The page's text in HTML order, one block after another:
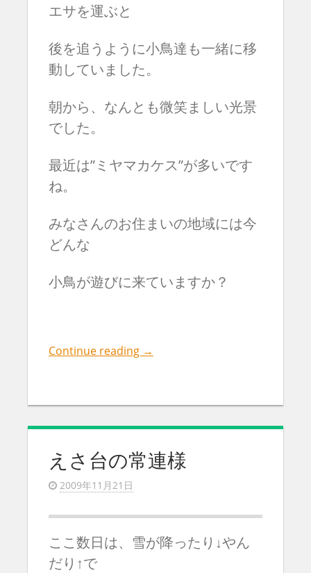
エサを運ぶと
後を追うように小鳥達も一緒に移
動していました。
朝から、なんとも微笑ましい光景
でした。
最近は”ミヤマカケス”が多いです
ね。
みなさんのお住まいの地域には今
どんな
小鳥が遊びに来ていますか？
Continue reading →
えさ台の常連様
2009年11月21日
ここ数日は、雪が降ったり↓やん
だり↑で